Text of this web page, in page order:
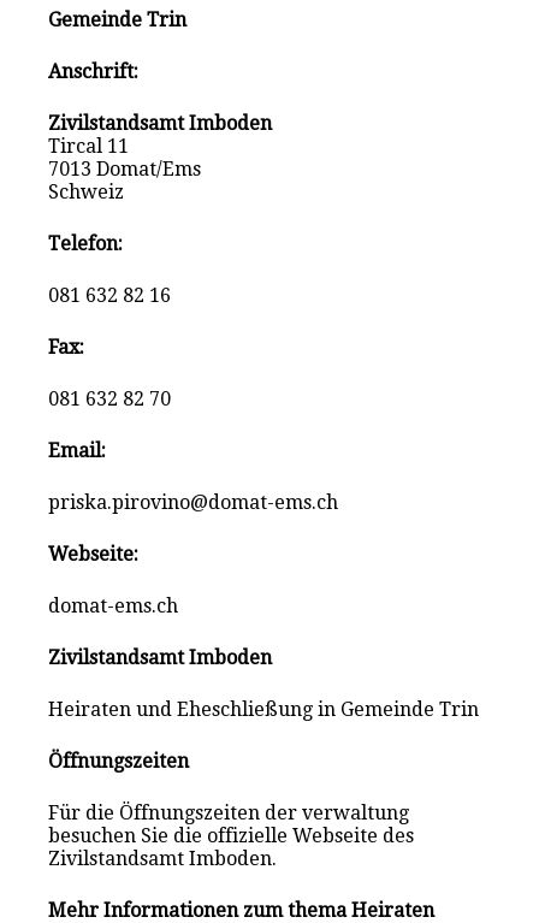
Gemeinde Trin
Anschrift:
Zivilstandsamt Imboden
Tircal 11
7013 Domat/Ems
Schweiz
Telefon:
081 632 82 16
Fax:
081 632 82 70
Email:
priska.pirovino@domat-ems.ch
Webseite:
domat-ems.ch
Zivilstandsamt Imboden
Heiraten und Eheschließung in Gemeinde Trin
Öffnungszeiten
Für die Öffnungszeiten der verwaltung
besuchen Sie die offizielle Webseite des
Zivilstandsamt Imboden.
Mehr Informationen zum thema Heiraten